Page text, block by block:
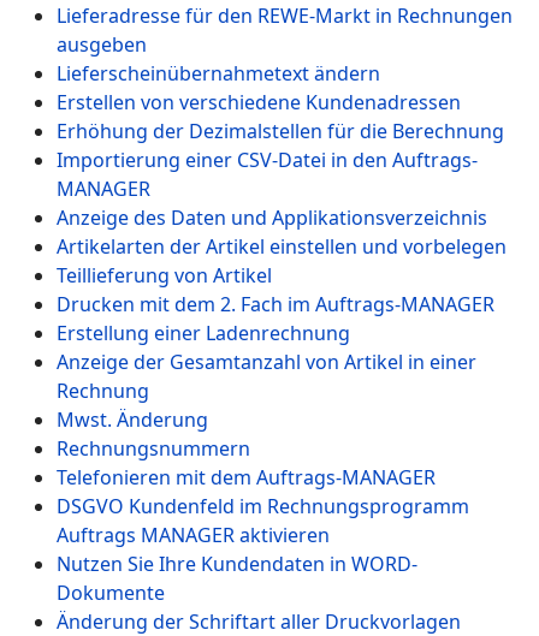
Lieferadresse für den REWE-Markt in Rechnungen
ausgeben
Lieferscheinübernahmetext ändern
Erstellen von verschiedene Kundenadressen
Erhöhung der Dezimalstellen für die Berechnung
Importierung einer CSV-Datei in den Auftrags-
MANAGER
Anzeige des Daten und Applikationsverzeichnis
Artikelarten der Artikel einstellen und vorbelegen
Teillieferung von Artikel
Drucken mit dem 2. Fach im Auftrags-MANAGER
Erstellung einer Ladenrechnung
Anzeige der Gesamtanzahl von Artikel in einer
Rechnung
Mwst. Änderung
Rechnungsnummern
Telefonieren mit dem Auftrags-MANAGER
DSGVO Kundenfeld im Rechnungsprogramm
Auftrags MANAGER aktivieren
Nutzen Sie Ihre Kundendaten in WORD-
Dokumente
Änderung der Schriftart aller Druckvorlagen